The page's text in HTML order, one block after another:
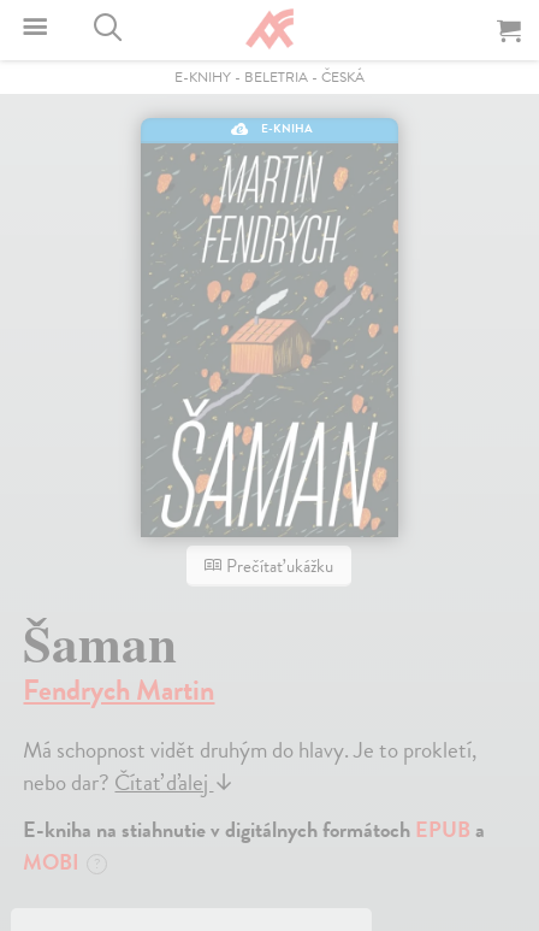
E-KNIHY - BELETRIA - ČESKÁ
E-KNIHA
Prečítať ukážku
Šaman
Fendrych Martin
Má schopnost vidět druhým do hlavy. Je to prokletí,
nebo dar?Čítať ďalej↓
E-kniha na stiahnutie v digitálnych formátoch EPUBa
MOBI
?